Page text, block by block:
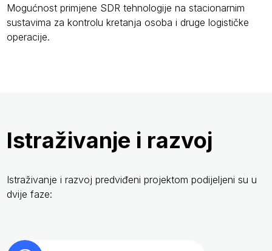
Mogućnost primjene SDR tehnologije na stacionarnim
sustavima za kontrolu kretanja osoba i druge logističke
operacije.
Istraživanje i razvoj
Istraživanje i razvoj predviđeni projektom podijeljeni su u
dvije faze: